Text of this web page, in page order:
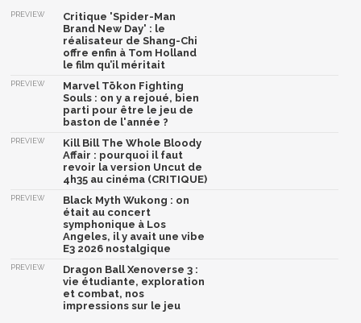
PREVIEW
Critique 'Spider-Man
Brand New Day' : le
réalisateur de Shang-Chi
offre enfin à Tom Holland
le film qu’il méritait
PREVIEW
Marvel Tōkon Fighting
Souls : on y a rejoué, bien
parti pour être le jeu de
baston de l'année ?
PREVIEW
Kill Bill The Whole Bloody
Affair : pourquoi il faut
revoir la version Uncut de
4h35 au cinéma (CRITIQUE)
PREVIEW
Black Myth Wukong : on
était au concert
symphonique à Los
Angeles, il y avait une vibe
E3 2026 nostalgique
PREVIEW
Dragon Ball Xenoverse 3 :
vie étudiante, exploration
et combat, nos
impressions sur le jeu